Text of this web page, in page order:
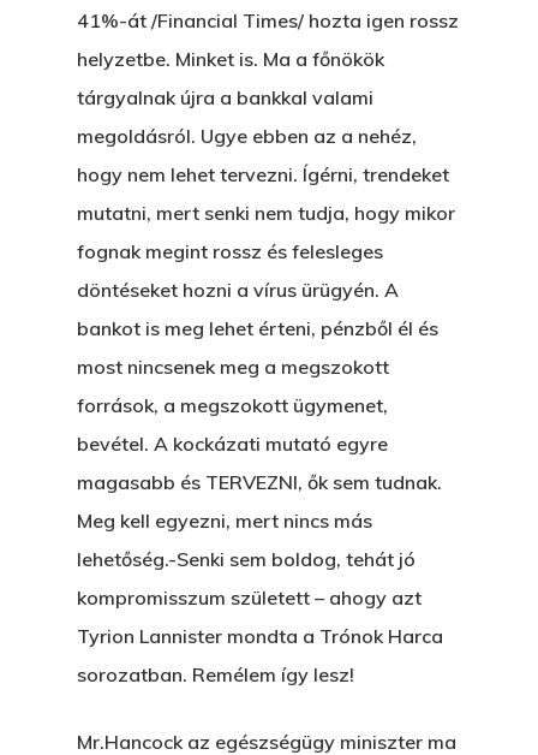
41%-át /Financial Times/ hozta igen rossz
helyzetbe. Minket is. Ma a főnökök
tárgyalnak újra a bankkal valami
megoldásról. Ugye ebben az a nehéz,
hogy nem lehet tervezni. Ígérni, trendeket
mutatni, mert senki nem tudja, hogy mikor
fognak megint rossz és felesleges
döntéseket hozni a vírus ürügyén. A
bankot is meg lehet érteni, pénzből él és
most nincsenek meg a megszokott
források, a megszokott ügymenet,
bevétel. A kockázati mutató egyre
magasabb és TERVEZNI, ők sem tudnak.
Meg kell egyezni, mert nincs más
lehetőség.-Senki sem boldog, tehát jó
kompromisszum született – ahogy azt
Tyrion Lannister mondta a Trónok Harca
sorozatban. Remélem így lesz!
Mr.Hancock az egészségügy miniszter ma